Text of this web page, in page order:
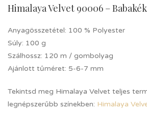
Himalaya Velvet 90006 – Babakék
Anyagösszetétel: 100 % Polyester
Súly: 100 g
Szálhossz: 120 m / gombolyag
Ajánlott tűméret: 5-6-7 mm
Tekintsd meg Himalaya Velvet teljes
legnépszerűbb színekben: Himalaya